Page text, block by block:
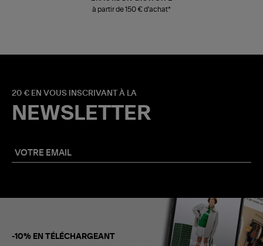
à partir de 150 € d'achat*
20 € EN VOUS INSCRIVANT À LA
NEWSLETTER
-10% EN TÉLÉCHARGEANT